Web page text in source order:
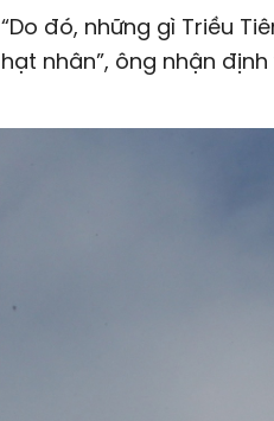
“Do đó, những gì Triều
hạt nhân”, ông nhận định